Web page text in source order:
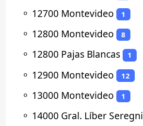
⚬ 12700 Montevideo 1
⚬ 12800 Montevideo 8
⚬ 12800 Pajas Blancas 1
⚬ 12900 Montevideo 12
⚬ 13000 Montevideo 1
⚬ 14000 Gral. Líber Seregni